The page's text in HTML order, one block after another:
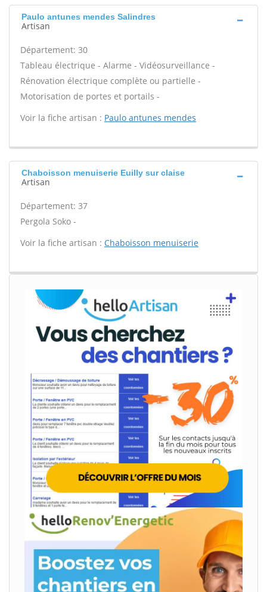
Paulo antunes mendes Salindres
Artisan
Département: 30
Tableau électrique - Alarme - Vidéosurveillance -
Rénovation électrique complète ou partielle -
Motorisation de portes et portails -
Voir la fiche artisan : Paulo antunes mendes
Chaboisson menuiserie Euilly sur claise
Artisan
Département: 37
Pergola Soko -
Voir la fiche artisan : Chaboisson menuiserie